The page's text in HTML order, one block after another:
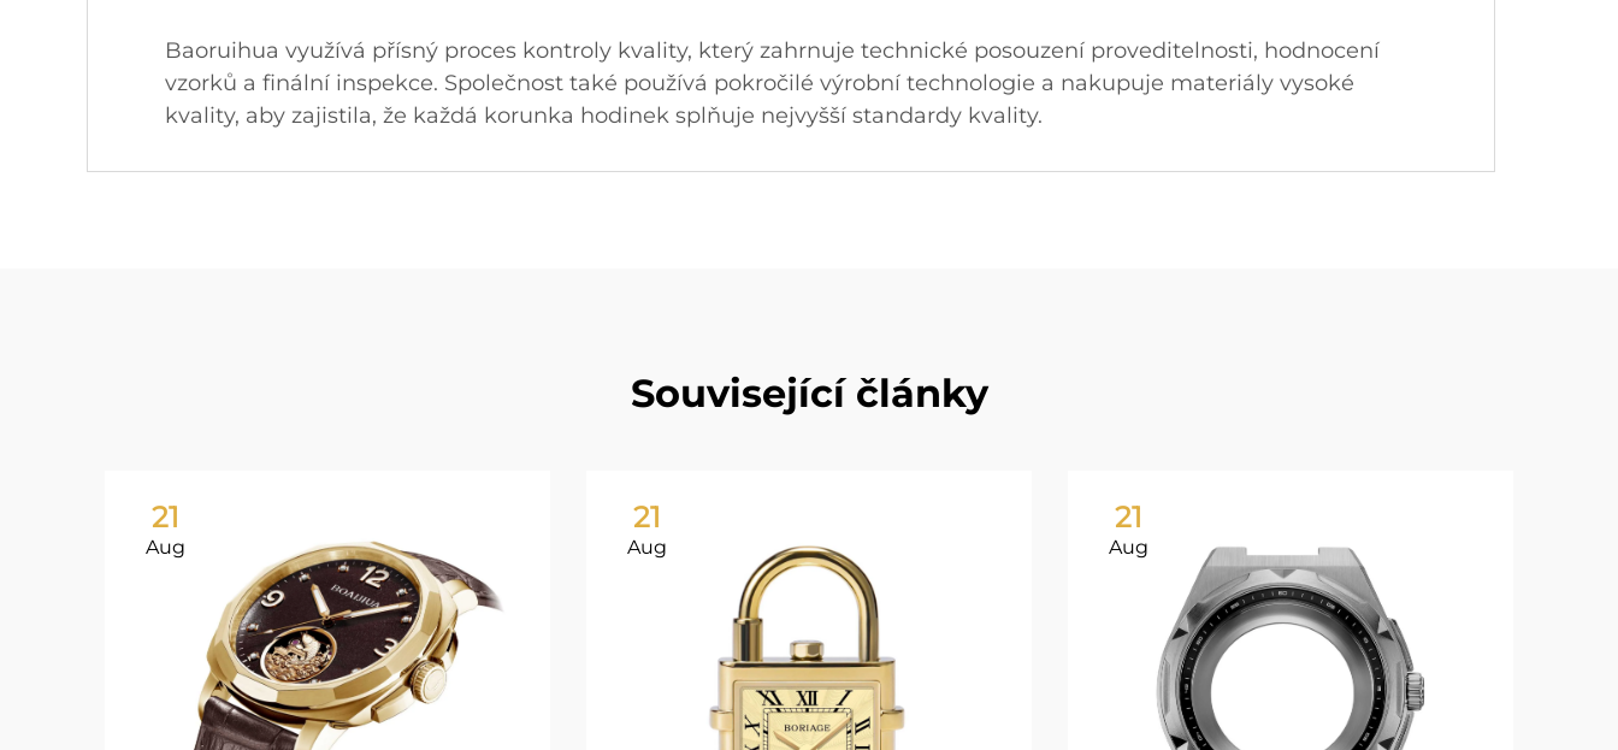
Baoruihua využívá přísný proces kontroly kvality, který zahrnuje technické posouzení proveditelnosti, hodnocení
vzorků a finální inspekce. Společnost také používá pokročilé výrobní technologie a nakupuje materiály vysoké
kvality, aby zajistila, že každá korunka hodinek splňuje nejvyšší standardy kvality.
Související články
21
Aug
21
Aug
21
Aug